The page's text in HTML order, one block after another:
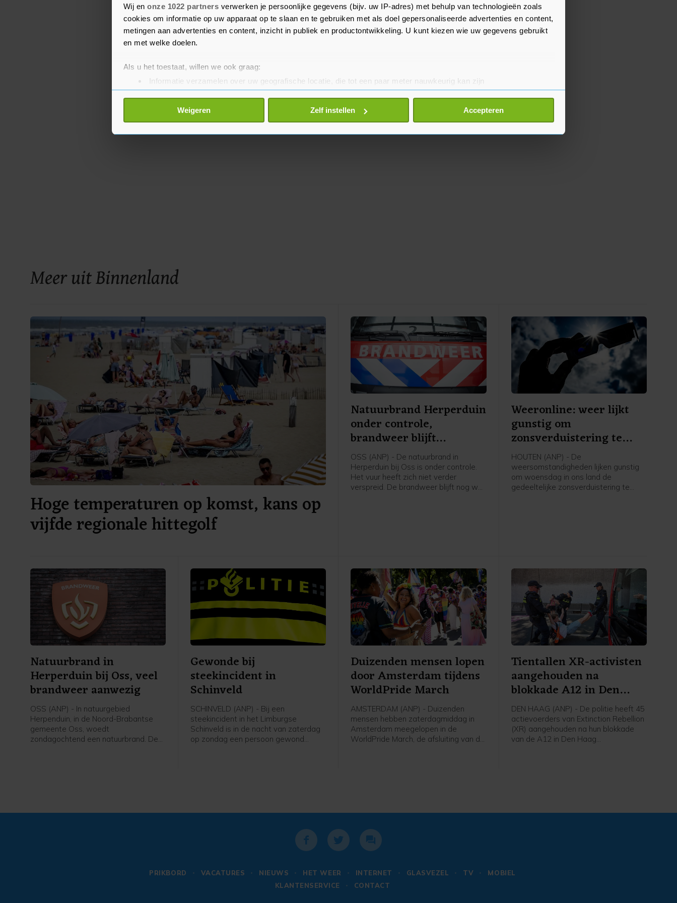
Wij en onze 1022 partners verwerken je persoonlijke gegevens (bijv. uw IP-adres) met behulp van technologieën zoals
cookies om informatie op uw apparaat op te slaan en te gebruiken met als doel gepersonaliseerde advertenties en content,
metingen aan advertenties en content, inzicht in publiek en productontwikkeling. U kunt kiezen wie uw gegevens gebruikt
en met welke doelen.
Als u het toestaat, willen we ook graag:
Informatie verzamelen over uw geografische locatie, die tot een paar meter nauwkeurig kan zijn
Uw apparaat identificeren door het actief te scannen op specifieke eigenschappen (fingerprinting)
Lees meer over hoe uw persoonlijke gegevens worden verwerkt en stel uw voorkeuren in het
detailgedeelte
toestemming op elk moment wijzigen of intrekken in de Cookieverklaring.
Weigeren Zelf instellen Accepteren
verschillen vaak meer door de polis komen dan door de
verzekeraar.
Meer uit Binnenland
Hoge temperaturen op komst, kans op
vijfde regionale hittegolf
Natuurbrand Herperduin
onder controle,
brandweer blijft
nablussen
OSS (ANP) - De natuurbrand in
Herperduin bij Oss is onder controle.
Het vuur heeft zich niet verder
verspreid. De brandweer blijft nog wel
Weeronline: weer lijkt
gunstig om
zonsverduistering te
zien
HOUTEN (ANP) - De
weersomstandigheden lijken gunstig
om woensdag in ons land de
gedeeltelijke zonsverduistering te
Natuurbrand in
Herperduin bij Oss, veel
brandweer aanwezig
OSS (ANP) - In natuurgebied
Herpenduin, in de Noord-Brabantse
gemeente Oss, woedt
zondagochtend een natuurbrand. De
Gewonde bij
steekincident in
Schinveld
SCHINVELD (ANP) - Bij een
steekincident in het Limburgse
Schinveld is in de nacht van zaterdag
op zondag een persoon gewond
Duizenden mensen lopen
door Amsterdam tijdens
WorldPride March
AMSTERDAM (ANP) - Duizenden
mensen hebben zaterdagmiddag in
Amsterdam meegelopen in de
WorldPride March, de afsluiting van de
Tientallen XR-activisten
aangehouden na
blokkade A12 in Den
Haag
DEN HAAG (ANP) - De politie heeft 45
actievoerders van Extinction Rebellion
(XR) aangehouden na hun blokkade
van de A12 in Den Haag
PRIKBORD VACATURES NIEUWS HET WEER INTERNET GLASVEZEL TV
MOBIEL
KLANTENSERVICE
CONTACT